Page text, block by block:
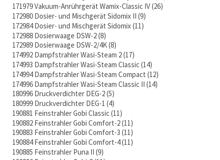
171979 Vakuum-Anrührgerät Wamix-Classic IV 26
172980 Dosier- und Mischgerät Sidomix II 9
172984 Dosier- und Mischgerät Sidomix 11
172988 Dosierwaage DSW-2 8
172989 Dosierwaage DSW-2/4K 8
174992 Dampfstrahler Wasi-Steam 2 17
174993 Dampfstrahler Wasi-Steam Classic 14
174994 Dampfstrahler Wasi-Steam Compact 12
174996 Dampfstrahler Wasi-Steam Classic II 14
180996 Druckverdichter DEG-2 5
180999 Druckverdichter DEG-1 4
190881 Feinstrahler Gobi Classic 11
190882 Feinstrahler Gobi Comfort-2 11
190883 Feinstrahler Gobi Comfort-3 11
190884 Feinstrahler Gobi Comfort-4 11
190885 Feinstrahler Puna II 9